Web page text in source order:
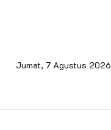
Jumat, 7 Agustus 2026